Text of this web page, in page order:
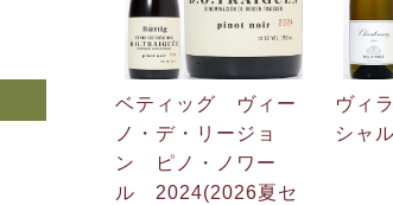
ベティッグ ヴィー
ノ・デ・リージョ
ン ピノ・ノワー
ル 2024(2026夏セ
ヴィ
シャ